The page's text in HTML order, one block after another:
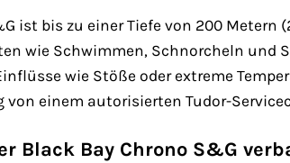
ist bis zu einer Tiefe von 200
wie Schwimmen, Schnorcheln und
wie Stöße oder extreme
von einem autorisierten Tudor-
Black Bay Chrono S&G